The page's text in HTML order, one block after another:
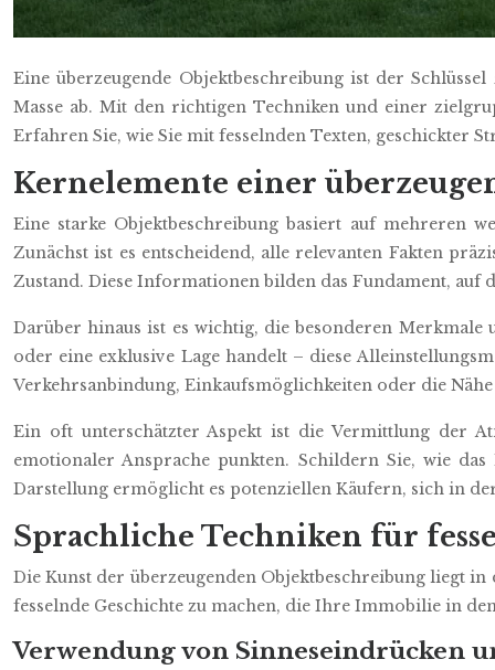
Eine überzeugende Objektbeschreibung ist der
Masse ab. Mit den richtigen Techniken und einer
Erfahren Sie, wie Sie mit fesselnden Texten, geschickter
Kernelemente einer
Eine starke Objektbeschreibung basiert auf mehreren
Zunächst ist es entscheidend, alle relevanten Fakten
Zustand. Diese Informationen bilden das Fundament, auf
Darüber hinaus ist es wichtig, die besonderen
oder eine exklusive Lage handelt – diese
Verkehrsanbindung, Einkaufsmöglichkeiten oder die
Ein oft unterschätzter Aspekt ist die Vermittlung der
emotionaler Ansprache punkten. Schildern Sie, wie
Darstellung ermöglicht es potenziellen Käufern, sich in
Sprachliche Techniken für
Die Kunst der überzeugenden Objektbeschreibung liegt
fesselnde Geschichte zu machen, die Ihre Immobilie in
Verwendung von Sinneseindrücken